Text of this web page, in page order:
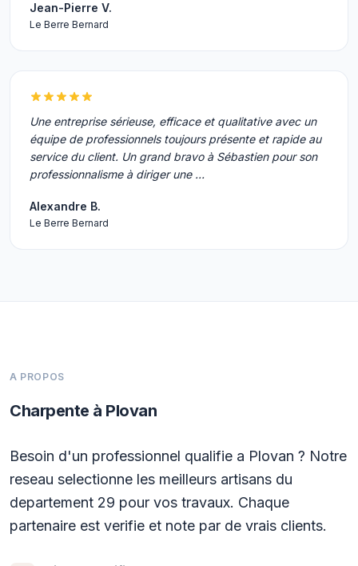
Jean-Pierre V.
Le Berre Bernard
Une entreprise sérieuse, efficace et qualitative avec un
équipe de professionnels toujours présente et rapide au
service du client. Un grand bravo à Sébastien pour son
professionnalisme à diriger une …
Alexandre B.
Le Berre Bernard
A PROPOS
Charpente à Plovan
Besoin d'un professionnel qualifie a Plovan ? Notre
reseau selectionne les meilleurs artisans du
departement 29 pour vos travaux. Chaque
partenaire est verifie et note par de vrais clients.